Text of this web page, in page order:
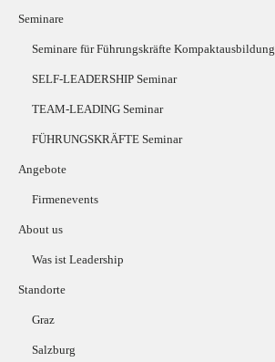
Seminare
Seminare für Führungskräfte Kompaktausbildung
SELF-LEADERSHIP Seminar
TEAM-LEADING Seminar
FÜHRUNGSKRÄFTE Seminar
Angebote
Firmenevents
About us
Was ist Leadership
Standorte
Graz
Salzburg